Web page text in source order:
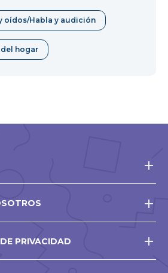
oídos/Habla y audición
hogar
PRIVACIDAD